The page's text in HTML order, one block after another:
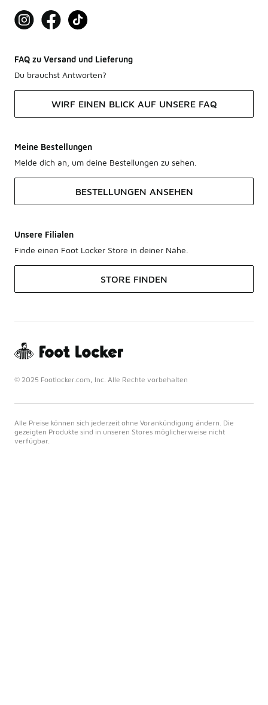
FAQ zu Versand und Lieferung
Du brauchst Antworten?
WIRF EINEN BLICK AUF UNSERE FAQ
Meine Bestellungen
Melde dich an, um deine Bestellungen zu sehen.
BESTELLUNGEN ANSEHEN
Unsere Filialen
Finde einen Foot Locker Store in deiner Nähe.
STORE FINDEN
© 2025 Footlocker.com, Inc. Alle Rechte vorbehalten
Alle Preise können sich jederzeit ohne Vorankündigung ändern. Die
gezeigten Produkte sind in unseren Stores möglicherweise nicht
verfügbar.